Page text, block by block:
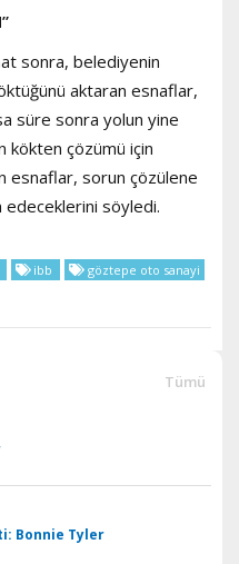
sonra, belediyenin
aktaran esnaflar,
süre sonra yolun yine
kökten çözümü için
esnaflar, sorun çözülene
edeceklerini söyledi.
ibb
göztepe oto sanayi
Tümü
Bonnie Tyler